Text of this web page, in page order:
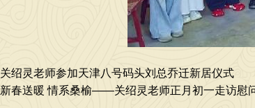
关绍灵老师参加天津八号码头刘总乔迁新居仪式
新春送暖 情系桑榆——关绍灵老师正月初一走访慰